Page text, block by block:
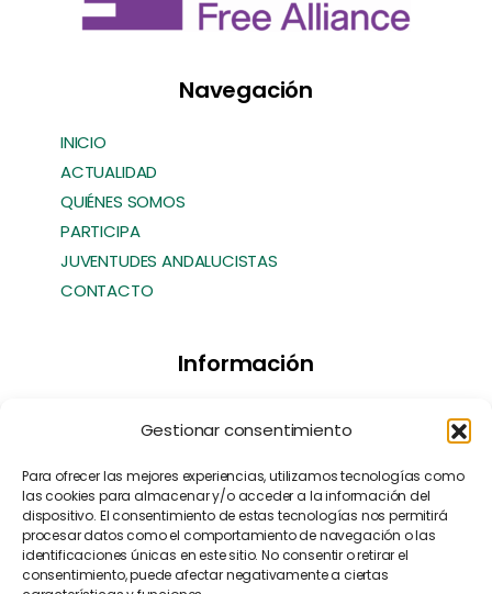
Gestionar consentimiento
Para ofrecer las mejores experiencias, utilizamos tecnologías como
las cookies para almacenar y/o acceder a la información del
dispositivo. El consentimiento de estas tecnologías nos permitirá
procesar datos como el comportamiento de navegación o las
identificaciones únicas en este sitio. No consentir o retirar el
consentimiento, puede afectar negativamente a ciertas
Navegación
INICIO
ACTUALIDAD
QUIÉNES SOMOS
PARTICIPA
JUVENTUDES ANDALUCISTAS
CONTACTO
Información
Política de Privacidad
Contacto
Manifiesto EFA [EN]